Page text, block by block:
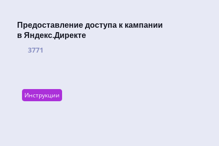
Предоставление доступа к кампании
в Яндекс.Директе
3771
Инструкции